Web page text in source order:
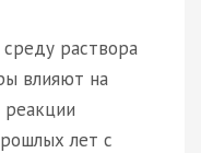
раствора
влияют на
реакции
лет с